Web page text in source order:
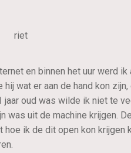
riet
en binnen het uur werd
wat er aan de hand kon
oud was wilde ik niet te
was uit de machine krijgen.
ik de dit open kon krijgen